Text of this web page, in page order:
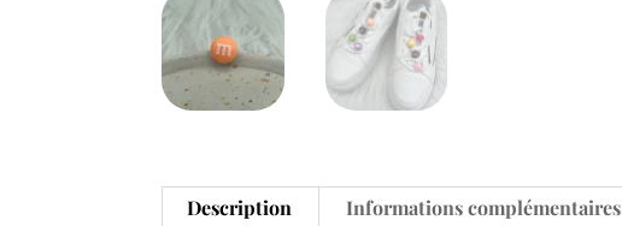
Description Informations complémentaires